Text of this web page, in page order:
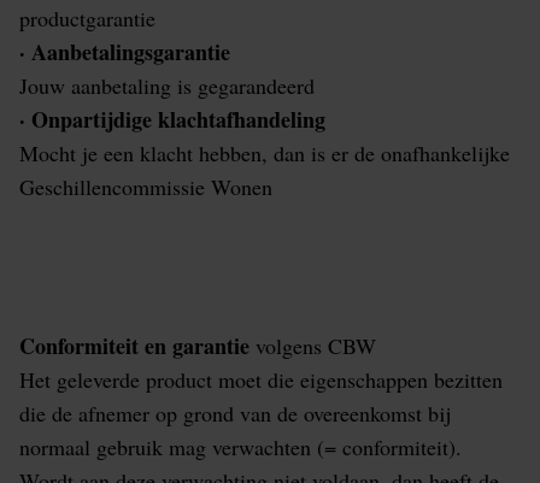
productgarantie
· Aanbetalingsgarantie
Jouw aanbetaling is gegarandeerd
· Onpartijdige klachtafhandeling
Mocht je een klacht hebben, dan is er de onafhankelijke
Geschillencommissie Wonen
Conformiteit en garantie volgens CBW
Het geleverde product moet die eigenschappen bezitten
die de afnemer op grond van de overeenkomst bij
normaal gebruik mag verwachten (= conformiteit).